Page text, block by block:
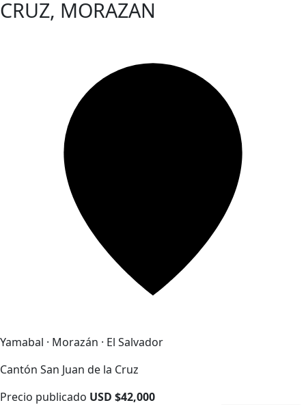
CRUZ, MORAZAN
Yamabal · Morazán · El Salvador
Cantón San Juan de la Cruz
Precio publicado USD $42,000